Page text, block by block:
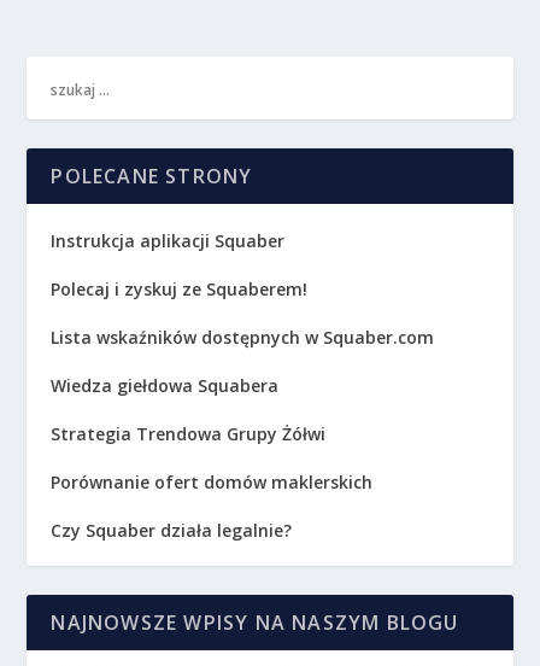
POLECANE STRONY
Instrukcja aplikacji Squaber
Polecaj i zyskuj ze Squaberem!
Lista wskaźników dostępnych w Squaber.com
Wiedza giełdowa Squabera
Strategia Trendowa Grupy Żółwi
Porównanie ofert domów maklerskich
Czy Squaber działa legalnie?
NAJNOWSZE WPISY NA NASZYM BLOGU